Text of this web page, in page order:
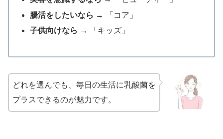
腸活をしたいなら → 「コア」
子供向けなら → 「キッズ」
どれを選んでも、毎日の生活に乳酸菌を
プラスできるのが魅力です。